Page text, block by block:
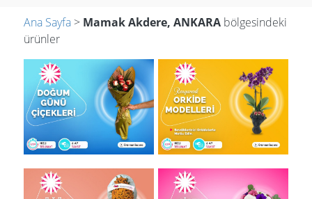
Ana Sayfa > Mamak Akdere, ANKARA bölgesindeki
ürünler